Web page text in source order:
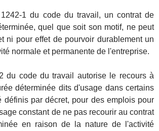
1 du code du travail, un contrat de
quel que soit son motif, ne peut
ni pour effet de pourvoir durablement un
normale et permanente de l'entreprise.
du code du travail autorise le recours à
déterminée dits d'usage dans certains
définis par décret, pour des emplois pour
constant de ne pas recourir au contrat
en raison de la nature de l'activité